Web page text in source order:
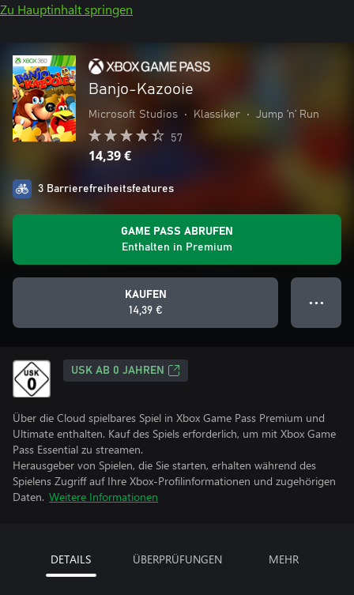
Zu Hauptinhalt springen
Banjo-Kazooie
Microsoft Studios • Klassiker • Jump ’n’ Run
57
14,39 €
3 Barrierefreiheitsfeatures
GAME PASS ABRUFEN
Enthalten in Premium
KAUFEN
14,39 €
● ● ●
USK AB 0 JAHREN
Über die Cloud spielbares Spiel in Xbox Game Pass Premium und
Ultimate enthalten. Kauf des Spiels erforderlich, um mit Xbox Game
Pass Essential zu streamen.
Herausgeber von Spielen, die Sie starten, erhalten während des
Spielens Zugriff auf Ihre Xbox-Profilinformationen und zugehörigen
Daten. Weitere Informationen
DETAILS ÜBERPRÜFUNGEN MEHR